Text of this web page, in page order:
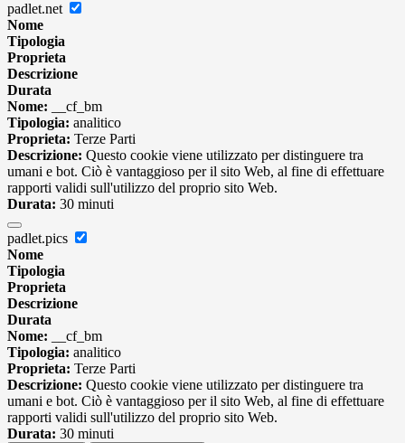
padlet.net
Nome
Tipologia
Proprieta
Descrizione
Durata
Nome: __cf_bm
Tipologia: analitico
Proprieta: Terze Parti
Descrizione: Questo cookie viene utilizzato per distinguere tra
umani e bot. Ciò è vantaggioso per il sito Web, al fine di effettuare
rapporti validi sull'utilizzo del proprio sito Web.
Durata: 30 minuti
padlet.pics
Nome
Tipologia
Proprieta
Descrizione
Durata
Nome: __cf_bm
Tipologia: analitico
Proprieta: Terze Parti
Descrizione: Questo cookie viene utilizzato per distinguere tra
umani e bot. Ciò è vantaggioso per il sito Web, al fine di effettuare
rapporti validi sull'utilizzo del proprio sito Web.
Durata: 30 minuti